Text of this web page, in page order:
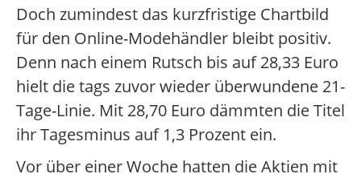
Doch zumindest das kurzfristige Chartbild
für den Online-Modehändler bleibt positiv.
Denn nach einem Rutsch bis auf 28,33 Euro
hielt die tags zuvor wieder überwundene 21-
Tage-Linie. Mit 28,70 Euro dämmten die Titel
ihr Tagesminus auf 1,3 Prozent ein.
Vor über einer Woche hatten die Aktien mit